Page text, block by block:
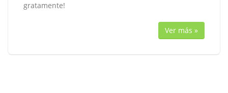
gratamente!
Ver más »